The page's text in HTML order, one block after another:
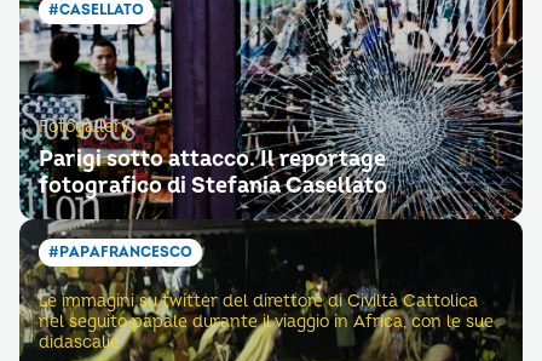
#CASELLATO
Fotogallery
Parigi sotto attacco. Il reportage
fotografico di Stefania Casellato
#PAPAFRANCESCO
Le immagini su twitter del direttore di Civiltà Cattolica
nel seguito papale durante il viaggio in Africa, con le sue
didascalie